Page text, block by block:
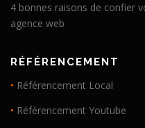
4 bonnes raisons de confier
agence web
RÉFÉRENCEMENT
• Référencement Local
• Référencement Youtube